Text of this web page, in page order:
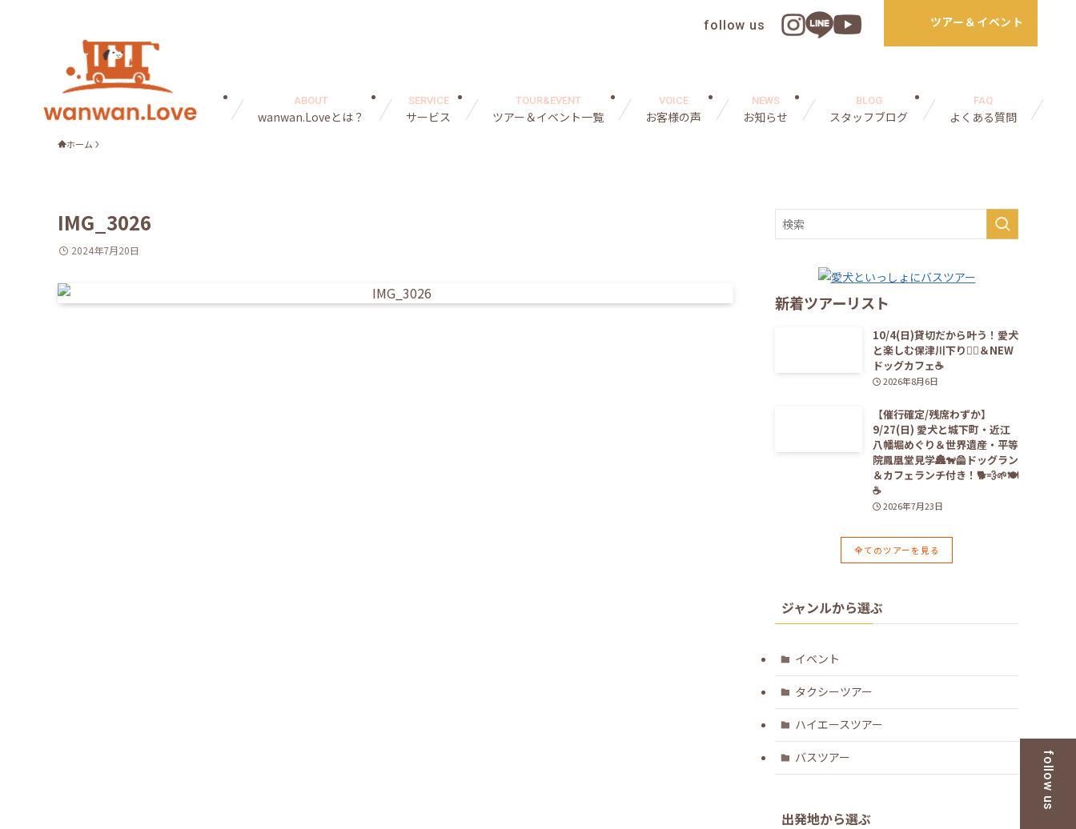
wanwan.Loveとは？
ABOUT
サービス
SERVICE
ツアー＆イベント一覧
TOUR&EVENT
お客様の声
VOICE
お知らせ
NEWS
スタッフブログ
BLOG
よくある質問
FAQ
follow us ツアー＆イベント
follow us
ホーム
IMG_3026
2024年7月20日
新着ツアーリスト
10/4(日)貸切だから叶う！愛犬
と楽しむ保津川下り🚣‍♀️＆NEW
ドッグカフェ☕️
2026年8月6日
【催行確定/残席わずか】
9/27(日) 愛犬と城下町・近江
八幡堀めぐり＆世界遺産・平等
院鳳凰堂見学🏯🐕‍🦺ドッグラン
＆カフェランチ付き！🐕💨🌱🍽️
☕️
2026年7月23日
全てのツアーを見る
ジャンルから選ぶ
イベント
タクシーツアー
ハイエースツアー
バスツアー
出発地から選ぶ